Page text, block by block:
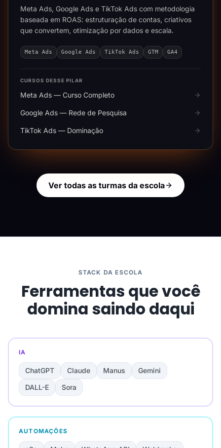
Meta Ads, Google Ads e TikTok Ads com metodologia
baseada em ROAS: estruturação de contas, criativos
que convertem, otimização por dados e escala.
Meta Ads Google Ads TikTok Ads GTM GA4
CURSOS DESSE PILAR
Meta Ads — Curso Completo
Google Ads — Rede de Pesquisa
TikTok Ads — Dominação
Ver todas as turmas da escola
STACK DA ESCOLA
Ferramentas que você
domina saindo daqui
IA
ChatGPT Claude Manus
Gemini
DALL-E
Sora
AUTOMAÇÕES